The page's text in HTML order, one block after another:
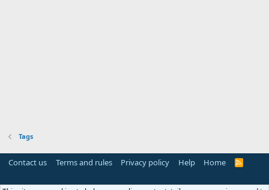
Tags
Contact us Terms and rules Privacy policy Help Home
R